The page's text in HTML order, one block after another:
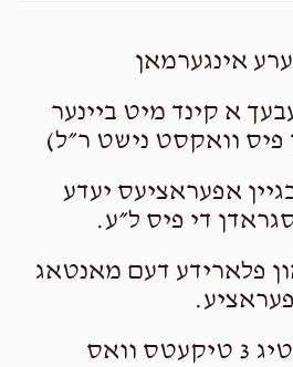
אינגערמאן
א קינד מיט ביינער
פיס וואקסט נישט ר״ל)
אפעראציעס יעדע
די פיס ל״ע.
פלארידע דעם מאנטאג
מען מוז האבן וויכטיג 3 טיקעטס וואס